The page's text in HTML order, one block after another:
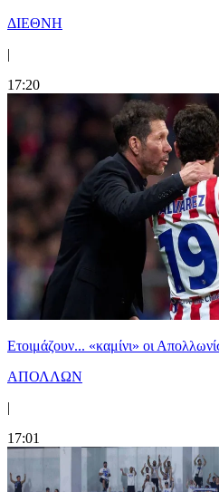
ΔΙΕΘΝΗ
|
17:20
Ετοιμάζουν... «καμίνι» οι
ΑΠΟΛΛΩΝ
|
17:01